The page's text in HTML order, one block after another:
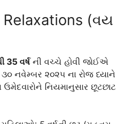
Relaxations (વય
35 વર્ષની વચ્ચે હોવી જોઈએ
૩૦ નવેમ્બર ૨૦૨૫ ના રોજ ધ્યાને
નિયમાનુસાર છૂટછાટ